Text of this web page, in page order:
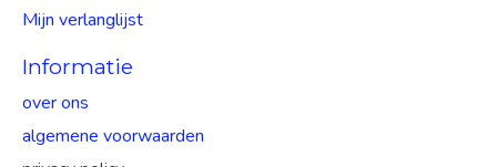
Mijn verlanglijst
Informatie
over ons
algemene voorwaarden